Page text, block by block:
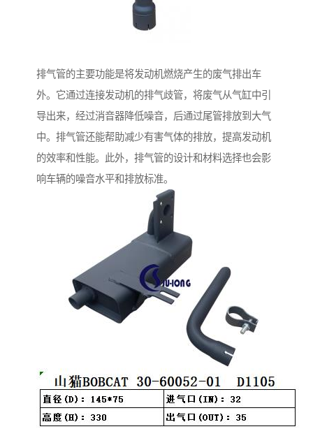
排气管的主要功能是将发动机燃烧产生的废气排出车
外。它通过连接发动机的排气歧管，将废气从气缸中引
导出来，经过消音器降低噪音，后通过尾管排放到大气
中。排气管还能帮助减少有害气体的排放，提高发动机
的效率和性能。此外，排气管的设计和材料选择也会影
响车辆的噪音水平和排放标准。